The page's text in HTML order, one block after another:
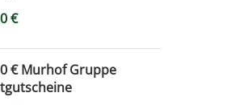
€
€ Murhof Gruppe